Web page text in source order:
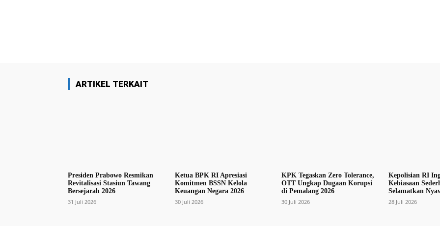
ARTIKEL TERKAIT
Presiden Prabowo Resmikan
Revitalisasi Stasiun Tawang
Bersejarah 2026
31 Juli 2026
Ketua BPK RI Apresiasi
Komitmen BSSN Kelola
Keuangan Negara 2026
30 Juli 2026
KPK Tegaskan Zero Tolerance,
OTT Ungkap Dugaan Korupsi
di Pemalang 2026
30 Juli 2026
Kepolisian RI
Kebiasaan
Selamatkan
28 Juli 2026